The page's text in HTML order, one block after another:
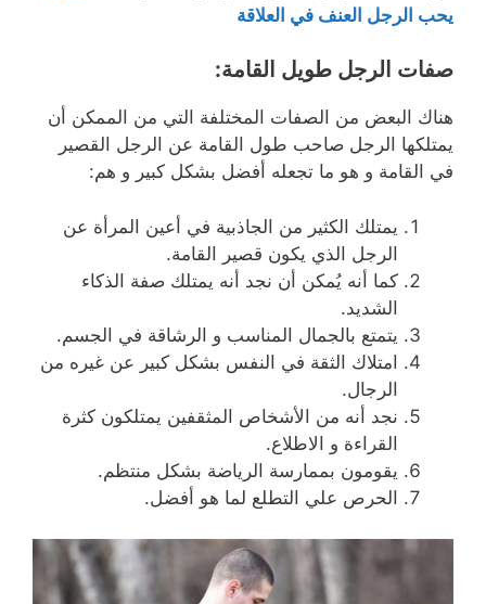
يحب الرجل العنف في العلاقة
صفات الرجل طويل القامة:
هناك البعض من الصفات المختلفة التي من الممكن أن
يمتلكها الرجل صاحب طول القامة عن الرجل القصير
في القامة و هو ما تجعله أفضل بشكل كبير و هم:
يمتلك الكثير من الجاذبية في أعين المرأة عن
الرجل الذي يكون قصير القامة.
كما أنه يُمكن أن نجد أنه يمتلك صفة الذكاء
الشديد.
يتمتع بالجمال المناسب و الرشاقة في الجسم.
امتلاك الثقة في النفس بشكل كبير عن غيره من
الرجال.
نجد أنه من الأشخاص المثقفين يمتلكون كثرة
القراءة و الاطلاع.
يقومون بممارسة الرياضة بشكل منتظم.
الحرص علي التطلع لما هو أفضل.